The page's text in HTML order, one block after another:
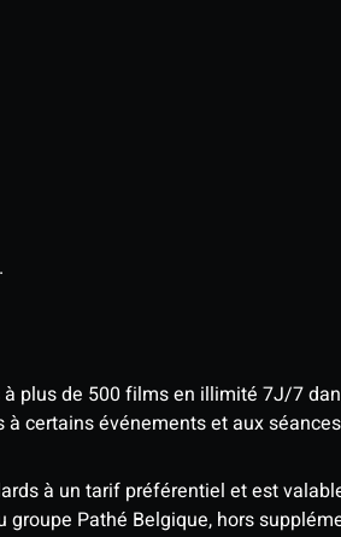
plus de 500 films en illimité 7J/7
certains événements et aux
à un tarif préférentiel et est
Pathé Belgique, hors